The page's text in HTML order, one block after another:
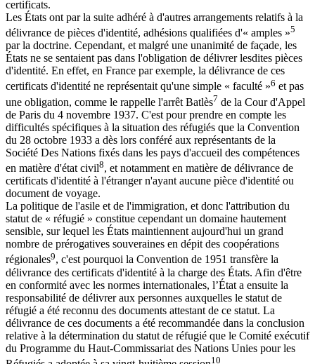
certificats.
Les États ont par la suite adhéré à d'autres arrangements relatifs à la
délivrance de pièces d'identité, adhésions qualifiées d'« amples »5
par la doctrine. Cependant, et malgré une unanimité de façade, les
États ne se sentaient pas dans l'obligation de délivrer lesdites pièces
d'identité. En effet, en France par exemple, la délivrance de ces
certificats d'identité ne représentait qu'une simple « faculté »6 et pas
une obligation, comme le rappelle l'arrêt Batlès7 de la Cour d'Appel
de Paris du 4 novembre 1937. C'est pour prendre en compte les
difficultés spécifiques à la situation des réfugiés que la Convention
du 28 octobre 1933 a dès lors conféré aux représentants de la
Société Des Nations fixés dans les pays d'accueil des compétences
en matière d'état civil8, et notamment en matière de délivrance de
certificats d'identité à l'étranger n'ayant aucune pièce d'identité ou
document de voyage.
La politique de l'asile et de l'immigration, et donc l'attribution du
statut de « réfugié » constitue cependant un domaine hautement
sensible, sur lequel les États maintiennent aujourd'hui un grand
nombre de prérogatives souveraines en dépit des coopérations
régionales9, c'est pourquoi la Convention de 1951 transfère la
délivrance des certificats d'identité à la charge des États. Afin d'être
en conformité avec les normes internationales, l’État a ensuite la
responsabilité de délivrer aux personnes auxquelles le statut de
réfugié a été reconnu des documents attestant de ce statut. La
délivrance de ces documents a été recommandée dans la conclusion
relative à la détermination du statut de réfugié que le Comité exécutif
du Programme du Haut-Commissariat des Nations Unies pour les
10